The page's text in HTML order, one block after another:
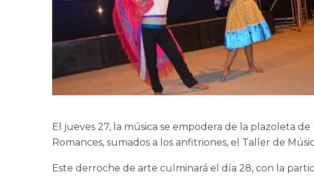
El jueves 27, la música se empodera de la plazoleta
Romances, sumados a los anfitriones, el Taller de
Este derroche de arte culminará el día 28, con la